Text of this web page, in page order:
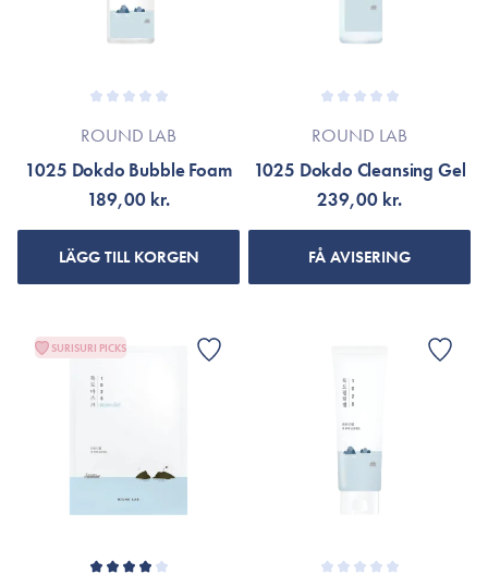
ROUND LAB
1025 Dokdo Bubble Foam
189,00 kr.
LÄGG TILL KORGEN
ROUND LAB
1025 Dokdo Cleansing Gel
239,00 kr.
FÅ AVISERING
SURISURI PICKS